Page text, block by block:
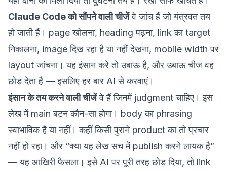
Claude Code को सौंपने वाली चीजेंवे जांच हैं जो यंत्रवत तय
हो जाती हैं। page खोलना, heading पढ़ना, link का target
निकालना, image दिख रहा है या नहीं देखना, mobile width पर
layout जांचना। यह इंसान करे तो उबाऊ है, और उबाऊ चीज वह
छोड़ देता है — इसलिए हर बार AI से करवाएं।
इंसान के तय करने वाली चीजेंवे हैं जिनमें judgment चाहिए। इस
लेख में main बटन कौन-सा होगा। body का phrasing
स्वाभाविक है या नहीं। कहीं किसी पुराने product का तो प्रचार
नहीं हो रहा। और “क्या यह लेख सच में publish करने लायक है”
— यह आखिरी फैसला। इसे AI पर पूरी तरह छोड़ दिया, तो link